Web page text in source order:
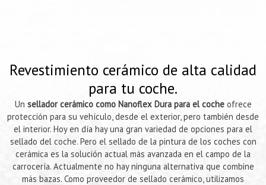
Revestimiento cerámico de alta calidad
para tu coche.
Un sellador cerámico como Nanoflex Dura para el cocheofrece
protección para su vehículo, desde el exterior, pero también desde
el interior. Hoy en día hay una gran variedad de opciones para el
sellado del coche. Pero el sellado de la pintura de los coches con
cerámica es la solución actual más avanzada en el campo de la
carrocería. Actualmente no hay ninguna alternativa que combine
más bazas. Como proveedor de sellado cerámico, utilizamos